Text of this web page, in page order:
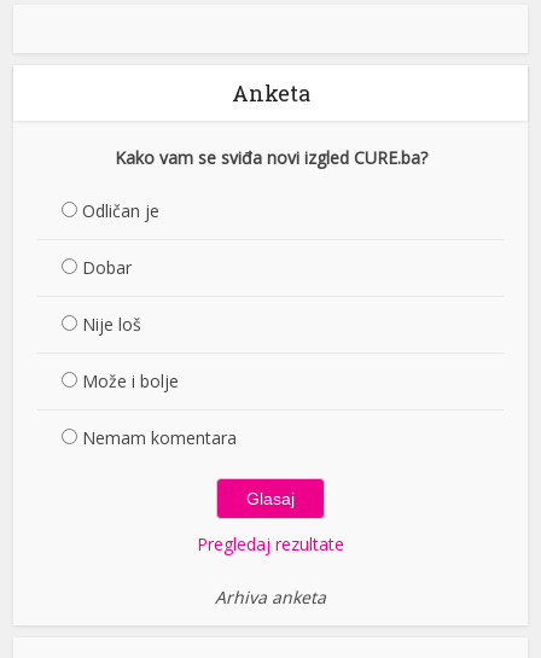
Anketa
Kako vam se sviđa novi izgled CURE.ba?
Odličan je
Dobar
Nije loš
Može i bolje
Nemam komentara
Pregledaj rezultate
Arhiva anketa